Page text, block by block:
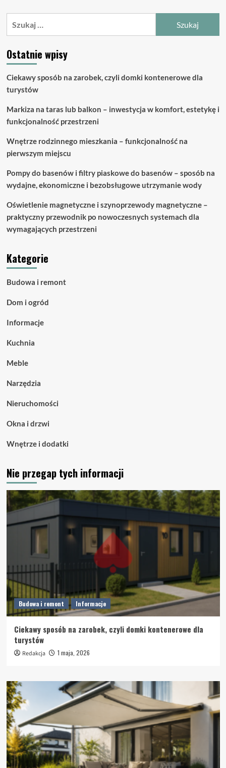
o
w
biurze
Ostatnie wpisy
Ciekawy sposób na zarobek, czyli domki kontenerowe dla
turystów
Markiza na taras lub balkon – inwestycja w komfort, estetykę i
funkcjonalność przestrzeni
Wnętrze rodzinnego mieszkania – funkcjonalność na
pierwszym miejscu
Pompy do basenów i filtry piaskowe do basenów – sposób na
wydajne, ekonomiczne i bezobsługowe utrzymanie wody
Oświetlenie magnetyczne i szynoprzewody magnetyczne –
praktyczny przewodnik po nowoczesnych systemach dla
wymagających przestrzeni
Kategorie
Budowa i remont
Dom i ogród
Informacje
Kuchnia
Meble
Narzędzia
Nieruchomości
Okna i drzwi
Wnętrze i dodatki
Nie przegap tych informacji
Budowa i remont Informacje
Ciekawy sposób na zarobek, czyli domki kontenerowe dla
turystów
Redakcja 1 maja, 2026